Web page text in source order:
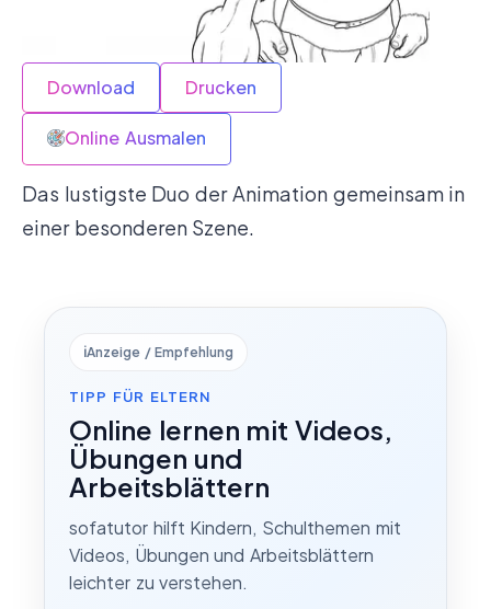
Download Drucken
Online Ausmalen
Das lustigste Duo der Animation gemeinsam in
einer besonderen Szene.
ℹ️Anzeige / Empfehlung
TIPP FÜR ELTERN
Online lernen mit Videos,
Übungen und
Arbeitsblättern
sofatutor hilft Kindern, Schulthemen mit
Videos, Übungen und Arbeitsblättern
leichter zu verstehen.